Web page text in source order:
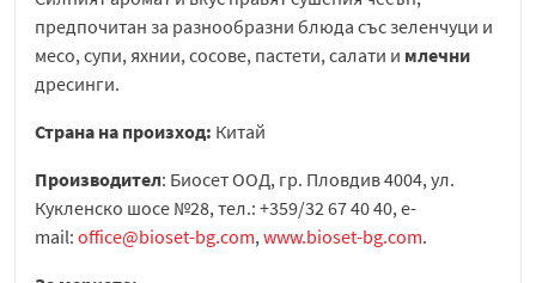
предпочитан за разнообразни блюда със зеленчуци и
месо, супи, яхнии, сосове, пастети, салати и млечни
дресинги.
Страна на произход: Китай
Производител: Биосет ООД, гр. Пловдив 4004, ул.
Кукленско шосе №28, тел.: +359/32 67 40 40, e-
mail: office@bioset-bg.com,www.bioset-bg.com.